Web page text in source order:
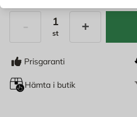
st
Prisgaranti
Hämta i butik